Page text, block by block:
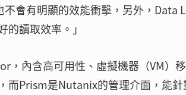
會有明顯的效能衝擊，另外，Data
讀取效率。」
，內含高可用性、虛擬機器（VM）
而Prism是Nutanix的管理介面，能